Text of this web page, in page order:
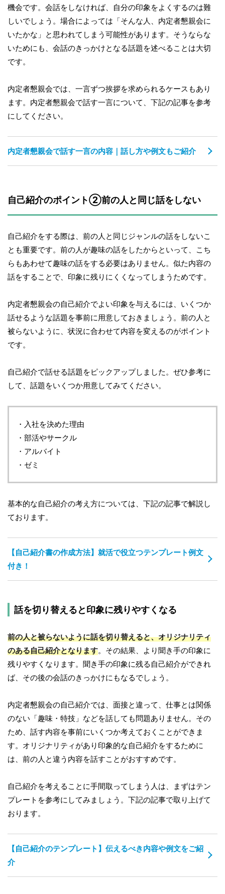
機会です。会話をしなければ、自分の印象をよくするのは難
しいでしょう。場合によっては「そんな人、内定者懇親会に
いたかな」と思われてしまう可能性があります。そうならな
いためにも、会話のきっかけとなる話題を述べることは大切
です。
内定者懇親会では、一言ずつ挨拶を求められるケースもあり
ます。内定者懇親会で話す一言について、下記の記事を参考
にしてください。
内定者懇親会で話す一言の内容｜話し方や例文もご紹介
自己紹介のポイント②前の人と同じ話をしない
自己紹介をする際は、前の人と同じジャンルの話をしないこ
とも重要です。前の人が趣味の話をしたからといって、こち
らもあわせて趣味の話をする必要はありません。似た内容の
話をすることで、印象に残りにくくなってしまうためです。
内定者懇親会の自己紹介でよい印象を与えるには、いくつか
話せるような話題を事前に用意しておきましょう。前の人と
被らないように、状況に合わせて内容を変えるのがポイント
です。
自己紹介で話せる話題をピックアップしました。ぜひ参考に
して、話題をいくつか用意してみてください。
・入社を決めた理由
・部活やサークル
・アルバイト
・ゼミ
基本的な自己紹介の考え方については、下記の記事で解説し
ております。
【自己紹介書の作成方法】就活で役立つテンプレート例文
付き！
話を切り替えると印象に残りやすくなる
前の人と被らないように話を切り替えると、オリジナリティ
のある自己紹介となります。その結果、より聞き手の印象に
残りやすくなります。聞き手の印象に残る自己紹介ができれ
ば、その後の会話のきっかけにもなるでしょう。
内定者懇親会の自己紹介では、面接と違って、仕事とは関係
のない「趣味・特技」などを話しても問題ありません。その
ため、話す内容を事前にいくつか考えておくことができま
す。オリジナリティがあり印象的な自己紹介をするために
は、前の人と違う内容を話すことがおすすめです。
自己紹介を考えることに手間取ってしまう人は、まずはテン
プレートを参考にしてみましょう。下記の記事で取り上げて
おります。
【自己紹介のテンプレート】伝えるべき内容や例文をご紹
介